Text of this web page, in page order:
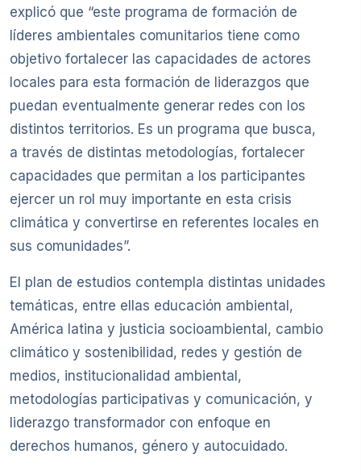
explicó que “este programa de formación de
líderes ambientales comunitarios tiene como
objetivo fortalecer las capacidades de actores
locales para esta formación de liderazgos que
puedan eventualmente generar redes con los
distintos territorios. Es un programa que busca,
a través de distintas metodologías, fortalecer
capacidades que permitan a los participantes
ejercer un rol muy importante en esta crisis
climática y convertirse en referentes locales en
sus comunidades”.
El plan de estudios contempla distintas unidades
temáticas, entre ellas educación ambiental,
América latina y justicia socioambiental, cambio
climático y sostenibilidad, redes y gestión de
medios, institucionalidad ambiental,
metodologías participativas y comunicación, y
liderazgo transformador con enfoque en
derechos humanos, género y autocuidado.